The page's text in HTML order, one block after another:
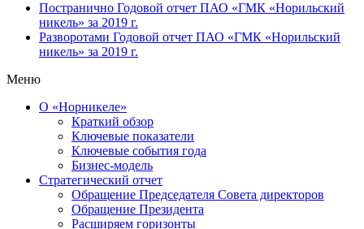
Постранично Годовой отчет ПАО «ГМК «Норильский
никель» за 2019 г.
Разворотами Годовой отчет ПАО «ГМК «Норильский
никель» за 2019 г.
Меню
О «Норникеле»
Краткий обзор
Ключевые показатели
Ключевые события года
Бизнес-модель
Стратегический отчет
Обращение Председателя Совета директоров
Обращение Президента
Расширяем горизонты